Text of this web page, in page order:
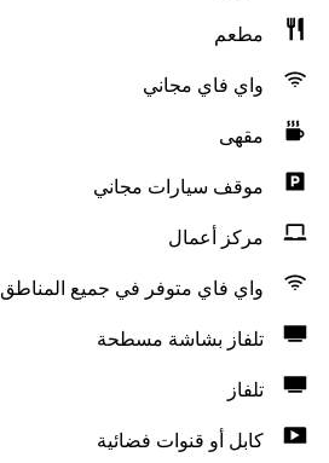
مطعم
واي فاي مجاني
مقهى
موقف سيارات مجاني
مركز أعمال
واي فاي متوفر في جميع المناطق
تلفاز بشاشة مسطحة
تلفاز
كابل أو قنوات فضائية